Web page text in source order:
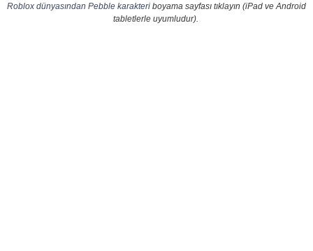
Roblox dünyasından Pebble karakteri boyama sayfası tıklayın (iPad ve Android
tabletlerle uyumludur).